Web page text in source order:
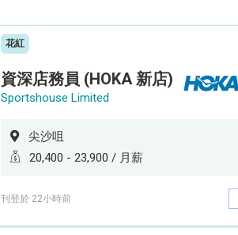
花紅
資深店務員 (HOKA 新店)
Sportshouse Limited
尖沙咀
20,400 - 23,900 / 月薪
刊登於 22小時前